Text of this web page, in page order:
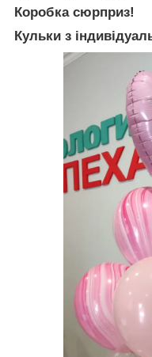
Коробка сюрприз!
Кульки з